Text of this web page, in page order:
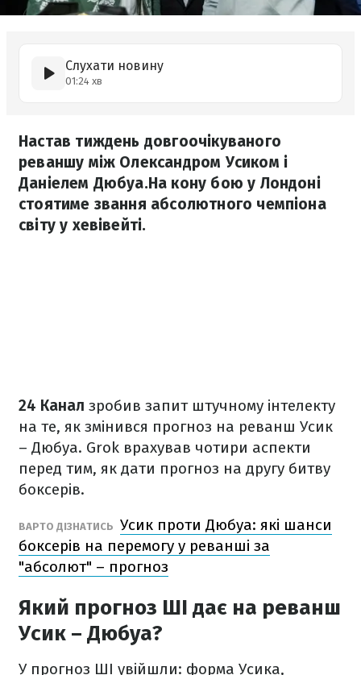
Слухати новину
01:24 хв
Настав тиждень довгоочікуваного
реваншу між Олександром Усиком і
Даніелем Дюбуа.На кону бою у Лондоні
стоятиме звання абсолютного чемпіона
світу у хевівейті.
24 Канал зробив запит штучному інтелекту
на те, як змінився прогноз на реванш Усик
– Дюбуа. Grok врахував чотири аспекти
перед тим, як дати прогноз на другу битву
боксерів.
ВАРТО ДІЗНАТИСЬ Усик проти Дюбуа: які шанси
боксерів на перемогу у реванші за
"абсолют" – прогноз
Який прогноз ШІ дає на реванш
Усик – Дюбуа?
У прогноз ШІ увійшли: форма Усика,